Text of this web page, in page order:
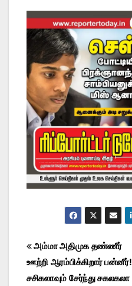
Post
navigation
அம்மா அதிமுக தண்ணீர்
ஊற்றி ஆரம்பிக்கிறார் பன்னீர்!
சசிகலாவும் சேர்ந்து சகலகலா